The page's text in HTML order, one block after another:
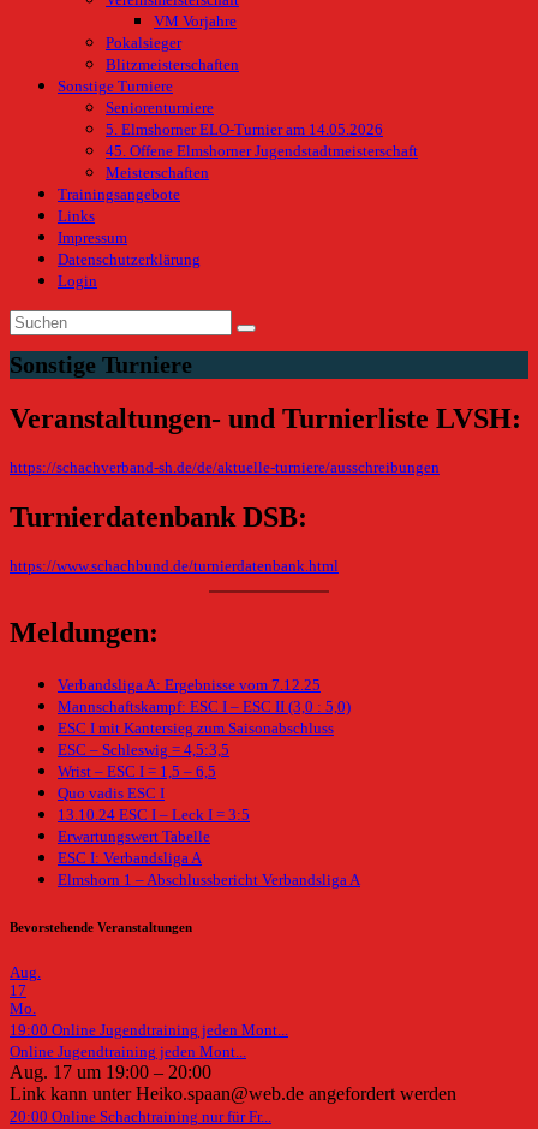
VM Vorjahre
Pokalsieger
Blitzmeisterschaften
Sonstige Turniere
Seniorenturniere
5. Elmshorner ELO-Turnier am 14.05.2026
45. Offene Elmshorner Jugendstadtmeisterschaft
Meisterschaften
Trainingsangebote
Links
Impressum
Datenschutzerklärung
Login
Sonstige Turniere
Veranstaltungen- und Turnierliste LVSH:
https://schachverband-sh.de/de/aktuelle-turniere/ausschreibungen
Turnierdatenbank DSB:
https://www.schachbund.de/turnierdatenbank.html
Meldungen:
Verbandsliga A: Ergebnisse vom 7.12.25
Mannschaftskampf: ESC I – ESC II (3,0 : 5,0)
ESC I mit Kantersieg zum Saisonabschluss
ESC – Schleswig = 4,5:3,5
Wrist – ESC I = 1,5 – 6,5
Quo vadis ESC I
13.10.24 ESC I – Leck I = 3:5
Erwartungswert Tabelle
ESC I: Verbandsliga A
Elmshorn 1 – Abschlussbericht Verbandsliga A
Bevorstehende Veranstaltungen
Aug.
17
Mo.
19:00 Online Jugendtraining jeden Mont...
Online Jugendtraining jeden Mont...
Aug. 17 um 19:00 – 20:00
Link kann unter Heiko.spaan@web.de angefordert werden
20:00 Online Schachtraining nur für Fr...